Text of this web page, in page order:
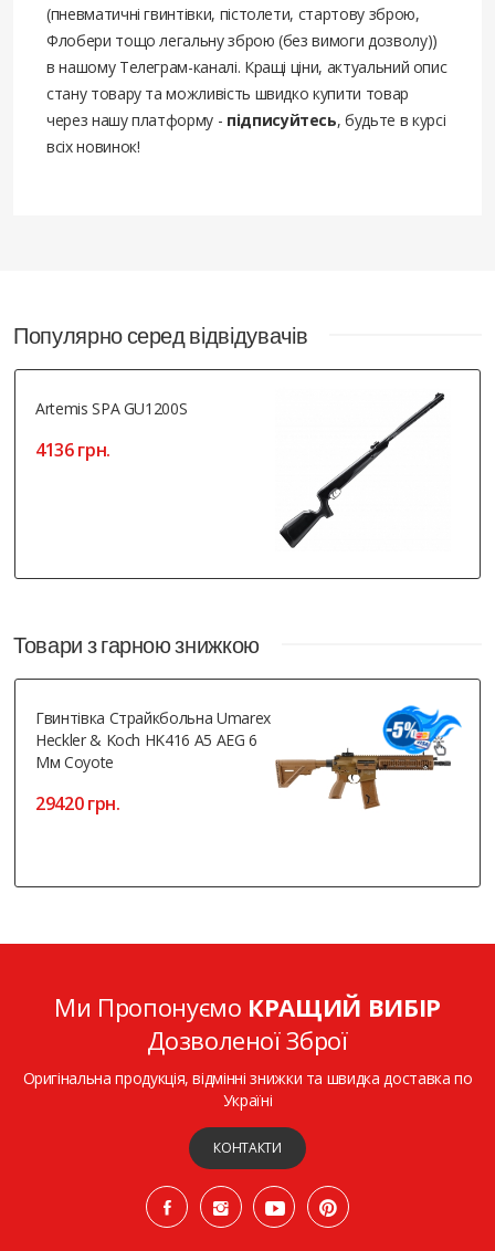
(пневматичні гвинтівки, пістолети, стартову зброю,
Флобери тощо легальну зброю (без вимоги дозволу))
в нашому Телеграм-каналі. Кращі ціни, актуальний опис
стану товару та можливість швидко купити товар
через нашу платформу - підписуйтесь, будьте в курсі
всіх новинок!
Популярно серед відвідувачів
Artemis SPA GU1200S
4136 грн.
Товари з гарною знижкою
Гвинтівка Страйкбольна Umarex
Heckler & Koch HK416 A5 AEG 6
Мм Coyote
29420 грн.
Ми Пропонуємо КРАЩИЙ ВИБІР
Дозволеної Зброї
Оригінальна продукція, відмінні знижки та швидка доставка по
Україні
КОНТАКТИ